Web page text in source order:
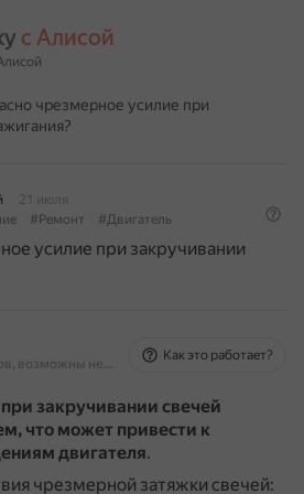
с Алисой
чрезмерное усилие при
21 июля
#Ремонт #Двигатель
усилие при закручивании
На основе источников, возможны неточности
Как это работает?
закручивании свечей
что может привести к
двигателя.
чрезмерной затяжки свечей: